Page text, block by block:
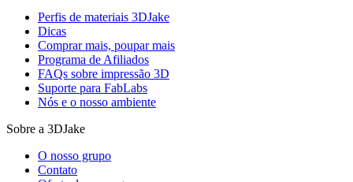
Perfis de materiais 3DJake
Dicas
Comprar mais, poupar mais
Programa de Afiliados
FAQs sobre impressão 3D
Suporte para FabLabs
Nós e o nosso ambiente
Sobre a 3DJake
O nosso grupo
Contato